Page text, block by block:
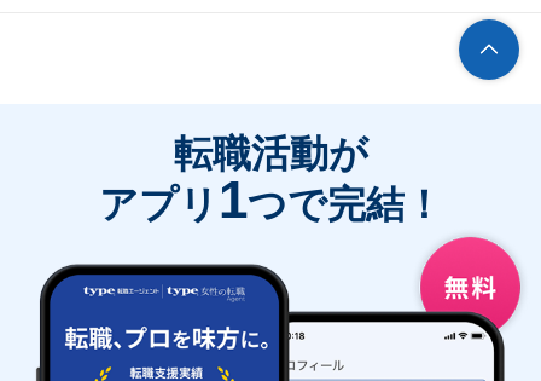
転職活動が
アプリ 1つで完結！